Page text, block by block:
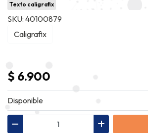
Texto caligrafix
SKU: 40100879
Caligrafix
$ 6.900
Disponible